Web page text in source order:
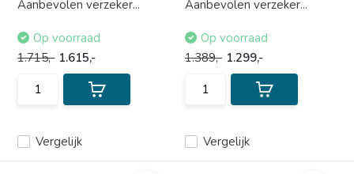
Aanbevolen verzeker...
Vergelijk
Op voorraad
1.715,- 1.615,-
Aanbevolen verzeker...
Vergelijk
Op voorraad
1.389,- 1.299,-